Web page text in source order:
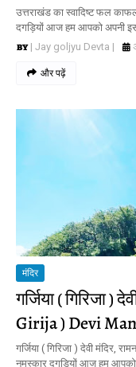
उत्तराखंड का स्वादिष्ट फल
दगड़ियों आज हम आपको अपनी
| Jay goljyu Devta |
और पढ़ें
मंदिर
गर्जिया ( गिरिजा )
Girija ) Devi
गर्जिया ( गिरिजा ) देवी मंदिर,
नमस्कार दगड़ियों आज हम